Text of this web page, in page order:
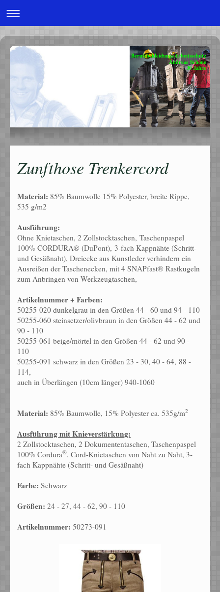
Berufsbekleidung+Arbeitsschutz
Andreas Schöne
30 Jahre
Zunfthose Trenkercord
Material: 85% Baumwolle 15% Polyester, breite Rippe,
535 g/m2
Ausführung:
Ohne Knietaschen, 2 Zollstocktaschen, Taschenpaspel
100% CORDURA® (DuPont), 3-fach Kappnähte (Schritt-
und Gesäßnaht), Dreiecke aus Kunstleder verhindern ein
Ausreißen der Taschenecken, mit 4 SNAPfast® Rastkugeln
zum Anbringen von Werkzeugtaschen,
Artikelnummer + Farben:
50255-020 dunkelgrau in den Größen 44 - 60 und 94 - 110
50255-060 steinsetzer/olivbraun in den Größen 44 - 62 und
90 - 110
50255-061 beige/mörtel in den Größen 44 - 62 und 90 -
110
50255-091 schwarz in den Größen 23 - 30, 40 - 64, 88 -
114,
auch in Überlängen (10cm länger) 940-1060
Material: 85% Baumwolle, 15% Polyester ca. 535g/m2
Ausführung mit Knieverstärkung:
2 Zollstocktaschen, 2 Dokumententaschen, Taschenpaspel
100% Cordura®, Cord-Knietaschen von Naht zu Naht, 3-
fach Kappnähte (Schritt- und Gesäßnaht)
Farbe: Schwarz
Größen: 24 - 27, 44 - 62, 90 - 110
Artikelnummer: 50273-091